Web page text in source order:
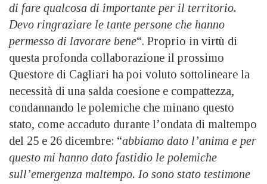
di fare qualcosa di importante per il territorio.
Devo ringraziare le tante persone che hanno
permesso di lavorare bene“. Proprio in virtù di
questa profonda collaborazione il prossimo
Questore di Cagliari ha poi voluto sottolineare la
necessità di una salda coesione e compattezza,
condannando le polemiche che minano questo
stato, come accaduto durante l’ondata di maltempo
del 25 e 26 dicembre: “abbiamo dato l’anima e per
questo mi hanno dato fastidio le polemiche
sull’emergenza maltempo. Io sono stato testimone